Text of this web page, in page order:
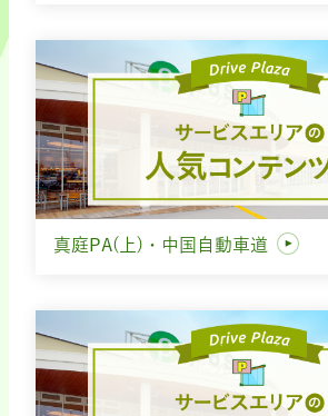
真庭PA(上)・中国自動車道